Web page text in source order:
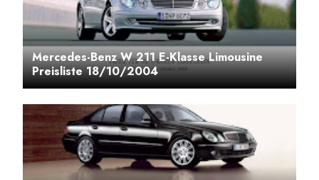
Mercedes-Benz W 211 E-Klasse Limousine
Preisliste 18/10/2004